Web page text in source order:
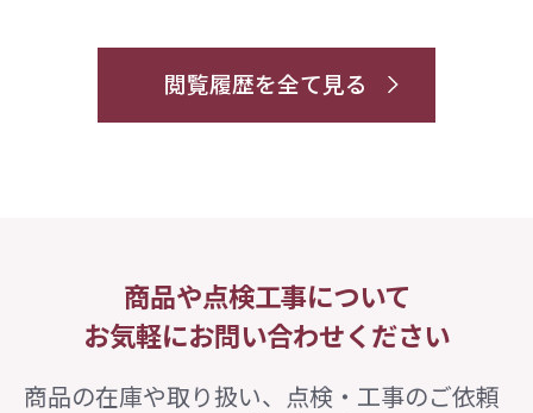
閲覧履歴を全て見る
商品や点検工事について
お気軽にお問い合わせください
商品の在庫や取り扱い、点検・工事のご依頼